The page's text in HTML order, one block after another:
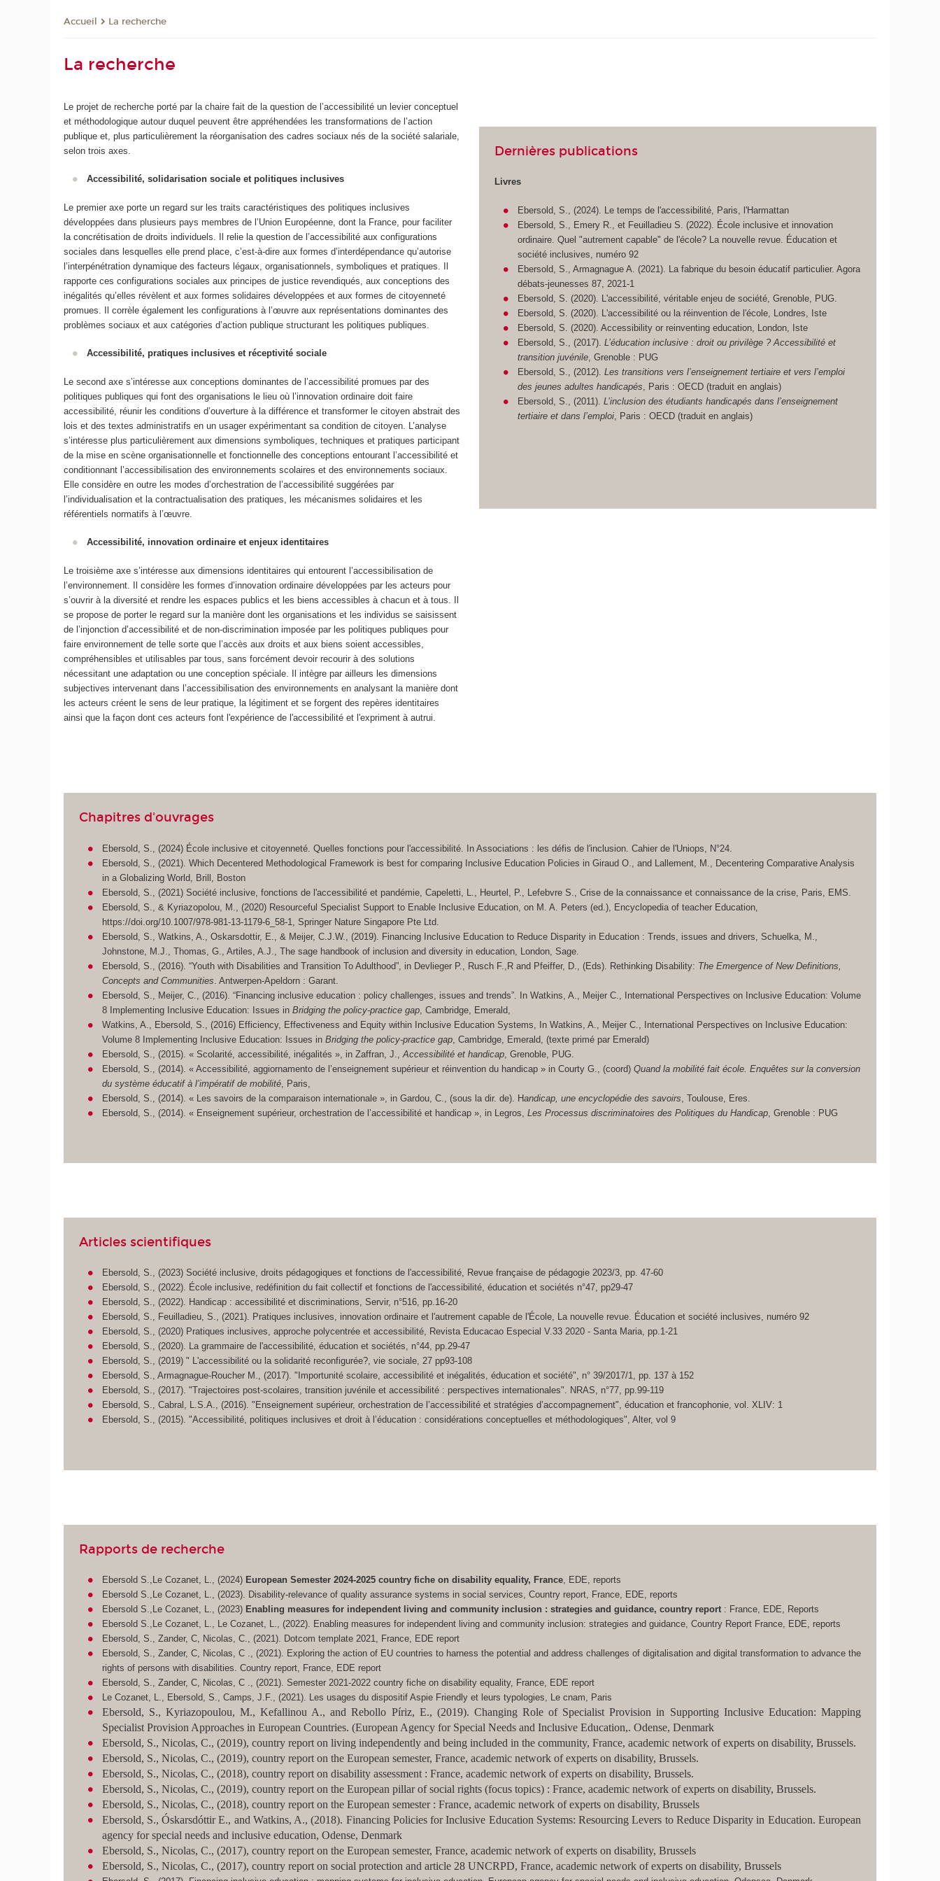
Accueil La recherche
La recherche
Le projet de recherche porté par la chaire fait de la question de l’accessibilité un levier conceptuel
et méthodologique autour duquel peuvent être appréhendées les transformations de l’action
publique et, plus particulièrement la réorganisation des cadres sociaux nés de la société salariale,
selon trois axes.
Accessibilité, solidarisation sociale et politiques inclusives
Le premier axe porte un regard sur les traits caractéristiques des politiques inclusives
développées dans plusieurs pays membres de l’Union Européenne, dont la France, pour faciliter
la concrétisation de droits individuels. Il relie la question de l’accessibilité aux configurations
sociales dans lesquelles elle prend place, c’est-à-dire aux formes d’interdépendance qu’autorise
l’interpénétration dynamique des facteurs légaux, organisationnels, symboliques et pratiques. Il
rapporte ces configurations sociales aux principes de justice revendiqués, aux conceptions des
inégalités qu’elles révèlent et aux formes solidaires développées et aux formes de citoyenneté
promues. Il corrèle également les configurations à l’œuvre aux représentations dominantes des
problèmes sociaux et aux catégories d’action publique structurant les politiques publiques.
Accessibilité, pratiques inclusives et réceptivité sociale
Le second axe s’intéresse aux conceptions dominantes de l’accessibilité promues par des
politiques publiques qui font des organisations le lieu où l’innovation ordinaire doit faire
accessibilité, réunir les conditions d’ouverture à la différence et transformer le citoyen abstrait des
lois et des textes administratifs en un usager expérimentant sa condition de citoyen. L’analyse
s’intéresse plus particulièrement aux dimensions symboliques, techniques et pratiques participant
de la mise en scène organisationnelle et fonctionnelle des conceptions entourant l’accessibilité et
conditionnant l’accessibilisation des environnements scolaires et des environnements sociaux.
Elle considère en outre les modes d’orchestration de l’accessibilité suggérées par
l’individualisation et la contractualisation des pratiques, les mécanismes solidaires et les
référentiels normatifs à l’œuvre.
Accessibilité, innovation ordinaire et enjeux identitaires
Le troisième axe s’intéresse aux dimensions identitaires qui entourent l’accessibilisation de
l’environnement. Il considère les formes d’innovation ordinaire développées par les acteurs pour
s’ouvrir à la diversité et rendre les espaces publics et les biens accessibles à chacun et à tous. Il
se propose de porter le regard sur la manière dont les organisations et les individus se saisissent
de l’injonction d’accessibilité et de non-discrimination imposée par les politiques publiques pour
faire environnement de telle sorte que l’accès aux droits et aux biens soient accessibles,
compréhensibles et utilisables par tous, sans forcément devoir recourir à des solutions
nécessitant une adaptation ou une conception spéciale. Il intègre par ailleurs les dimensions
subjectives intervenant dans l’accessibilisation des environnements en analysant la manière dont
les acteurs créent le sens de leur pratique, la légitiment et se forgent des repères identitaires
ainsi que la façon dont ces acteurs font l'expérience de l'accessibilité et l'expriment à autrui.
Dernières publications
Livres
Ebersold, S., (2024). Le temps de l'accessibilité, Paris, l'Harmattan
Ebersold, S., Emery R., et Feuilladieu S. (2022). École inclusive et innovation
ordinaire. Quel "autrement capable" de l'école? La nouvelle revue. Éducation et
société inclusives, numéro 92
Ebersold, S., Armagnague A. (2021). La fabrique du besoin éducatif particulier. Agora
débats-jeunesses 87, 2021-1
Ebersold, S. (2020). L'accessibilité, véritable enjeu de société, Grenoble, PUG.
Ebersold, S. (2020). L'accessibilité ou la réinvention de l'école, Londres, Iste
Ebersold, S. (2020). Accessibility or reinventing education, London, Iste
Ebersold, S., (2017). L’éducation inclusive : droit ou privilège ? Accessibilité et
transition juvénile, Grenoble : PUG
Ebersold, S., (2012). Les transitions vers l’enseignement tertiaire et vers l’emploi
des jeunes adultes handicapés , Paris : OECD (traduit en anglais)
Ebersold, S., (2011). L’inclusion des étudiants handicapés dans l’enseignement
tertiaire et dans l’emploi, Paris : OECD (traduit en anglais)
Chapitres d'ouvrages
Ebersold, S., (2024) École inclusive et citoyenneté. Quelles fonctions pour l'accessibilité. In Associations : les défis de l'inclusion. Cahier de l'Uniops, N°24.
Ebersold, S., (2021). Which Decentered Methodological Framework is best for comparing Inclusive Education Policies in Giraud O., and Lallement, M., Decentering Comparative Analysis
in a Globalizing World, Brill, Boston
Ebersold, S., (2021) Société inclusive, fonctions de l'accessibilité et pandémie, Capeletti, L., Heurtel, P., Lefebvre S., Crise de la connaissance et connaissance de la crise, Paris, EMS.
Ebersold, S., & Kyriazopolou, M., (2020) Resourceful Specialist Support to Enable Inclusive Education, on M. A. Peters (ed.), Encyclopedia of teacher Education,
https://doi.org/10.1007/978-981-13-1179-6_58-1, Springer Nature Singapore Pte Ltd.
Ebersold, S., Watkins, A., Oskarsdottir, E., & Meijer, C.J.W., (2019). Financing Inclusive Education to Reduce Disparity in Education : Trends, issues and drivers, Schuelka, M.,
Johnstone, M.J., Thomas, G., Artiles, A.J., The sage handbook of inclusion and diversity in education, London, Sage.
Ebersold, S., (2016). “Youth with Disabilities and Transition To Adulthood”, in Devlieger P., Rusch F.,R and Pfeiffer, D., (Eds). Rethinking Disability: The Emergence of New Definitions,
Concepts and Communities . Antwerpen-Apeldorn : Garant.
Ebersold, S., Meijer, C., (2016). “Financing inclusive education : policy challenges, issues and trends”. In Watkins, A., Meijer C., International Perspectives on Inclusive Education: Volume
8 Implementing Inclusive Education: Issues in Bridging the policy-practice gap, Cambridge, Emerald,
Watkins, A., Ebersold, S., (2016) Efficiency, Effectiveness and Equity within Inclusive Education Systems, In Watkins, A., Meijer C., International Perspectives on Inclusive Education:
Volume 8 Implementing Inclusive Education: Issues in Bridging the policy-practice gap, Cambridge, Emerald, (texte primé par Emerald)
Ebersold, S., (2015). « Scolarité, accessibilité, inégalités », in Zaffran, J.,
Accessibilité et handicap, Grenoble, PUG.
Ebersold, S., (2014). « Accessibilité, aggiornamento de l’enseignement supérieur et réinvention du handicap » in Courty G., (coord) Quand la mobilité fait école. Enquêtes sur la conversion
du système éducatif à l’impératif de mobilité, Paris,
Ebersold, S., (2014). « Les savoirs de la comparaison internationale », in Gardou, C., (sous la dir. de). Handicap, une encyclopédie des savoirs , Toulouse, Eres.
Ebersold, S., (2014). « Enseignement supérieur, orchestration de l’accessibilité et handicap », in Legros, Les Processus discriminatoires des Politiques du Handicap, Grenoble : PUG
Articles scientifiques
Ebersold, S., (2023) Société inclusive, droits pédagogiques et fonctions de l'accessibilité, Revue française de pédagogie 2023/3, pp. 47-60
Ebersold, S., (2022). École inclusive, redéfinition du fait collectif et fonctions de l'accessibilité, éducation et sociétés n°47, pp29-47
Ebersold, S., (2022). Handicap : accessibilité et discriminations, Servir, n°516, pp.16-20
Ebersold, S., Feuilladieu, S., (2021). Pratiques inclusives, innovation ordinaire et l'autrement capable de l'École, La nouvelle revue. Éducation et société inclusives, numéro 92
Ebersold, S., (2020) Pratiques inclusives, approche polycentrée et accessibilité, Revista Educacao Especial V.33 2020 - Santa Maria, pp.1-21
Ebersold, S., (2020). La grammaire de l'accessibilité, éducation et sociétés, n°44, pp.29-47
Ebersold, S., (2019) " L'accessibilité ou la solidarité reconfigurée?, vie sociale, 27 pp93-108
Ebersold, S., Armagnague-Roucher M., (2017). "Importunité scolaire, accessibilité et inégalités, éducation et société", n° 39/2017/1, pp. 137 à 152
Ebersold, S., (2017). "Trajectoires post-scolaires, transition juvénile et accessibilité : perspectives internationales". NRAS, n°77, pp.99-119
Ebersold, S., Cabral, L.S.A., (2016). "Enseignement supérieur, orchestration de l’accessibilité et stratégies d’accompagnement", éducation et francophonie, vol. XLIV: 1
Ebersold, S., (2015). "Accessibilité, politiques inclusives et droit à l’éducation : considérations conceptuelles et méthodologiques", Alter, vol 9
Rapports de recherche
Ebersold S.,Le Cozanet, L., (2024) European Semester 2024-2025 country fiche on disability equality, France, EDE, reports
Ebersold S.,Le Cozanet, L., (2023). Disability-relevance of quality assurance systems in social services, Country report, France, EDE, reports
Ebersold S.,Le Cozanet, L., (2023) Enabling measures for independent living and community inclusion : strategies and guidance, country report: France, EDE, Reports
Ebersold S.,Le Cozanet, L., Le Cozanet, L., (2022). Enabling measures for independent living and community inclusion: strategies and guidance, Country Report France, EDE, reports
Ebersold, S., Zander, C, Nicolas, C., (2021). Dotcom template 2021, France, EDE report
Ebersold, S., Zander, C, Nicolas, C ., (2021). Exploring the action of EU countries to harness the potential and address challenges of digitalisation and digital transformation to advance the
rights of persons with disabilities. Country report, France, EDE report
Ebersold, S., Zander, C, Nicolas, C ., (2021). Semester 2021-2022 country fiche on disability equality, France, EDE report
Le Cozanet, L., Ebersold, S., Camps, J.F., (2021). Les usages du dispositif Aspie Friendly et leurs typologies, Le cnam, Paris
Ebersold, S., Kyriazopoulou, M., Kefallinou A., and Rebollo Píriz, E., (2019). Changing Role of Specialist Provision in Supporting Inclusive Education: Mapping
Specialist Provision Approaches in European Countries. (European Agency for Special Needs and Inclusive Education,. Odense, Denmark
Ebersold, S., Nicolas, C., (2019), country report on living independently and being included in the community, France, academic network of experts on disability, Brussels.
Ebersold, S., Nicolas, C., (2019), country report on the European semester, France, academic network of experts on disability, Brussels.
Ebersold, S., Nicolas, C., (2018), country report on disability assessment : France, academic network of experts on disability, Brussels.
Ebersold, S., Nicolas, C., (2019), country report on the European pillar of social rights (focus topics) : France, academic network of experts on disability, Brussels.
Ebersold, S., Nicolas, C., (2018), country report on the European semester : France, academic network of experts on disability, Brussels
Ebersold, S., Óskarsdóttir E., and Watkins, A., (2018). Financing Policies for Inclusive Education Systems: Resourcing Levers to Reduce Disparity in Education. European
agency for special needs and inclusive education, Odense, Denmark
Ebersold, S., Nicolas, C., (2017), country report on the European semester, France, academic network of experts on disability, Brussels
Ebersold, S., Nicolas, C., (2017), country report on social protection and article 28 UNCRPD, France, academic network of experts on disability, Brussels